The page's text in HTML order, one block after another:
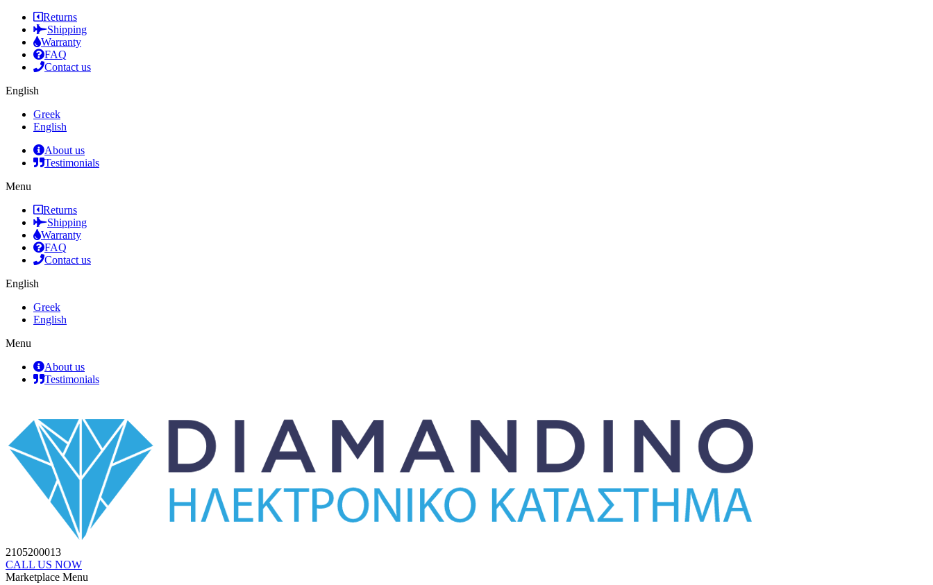
Returns
Shipping
Warranty
FAQ
Contact us
English
Greek
English
About us
Testimonials
Menu
Returns
Shipping
Warranty
FAQ
Contact us
English
Greek
English
Menu
About us
Testimonials
2105200013
CALL US NOW
Marketplace Menu